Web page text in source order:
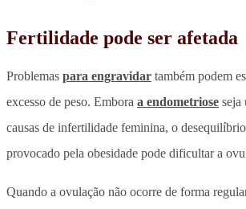
Fertilidade pode ser afetada
Problemas para engravidar também podem
excesso de peso. Embora a endometriose seja
causas de infertilidade feminina, o
provocado pela obesidade pode dificultar a
Quando a ovulação não ocorre de forma